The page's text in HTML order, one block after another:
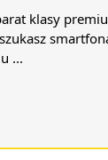
klasy
...